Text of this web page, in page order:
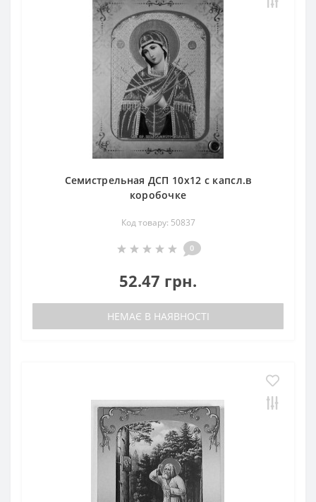
Семистрельная ДСП 10х12 с капсл.в
коробочке
Код товару: 50837
0
52.47 грн.
НЕМАЄ В НАЯВНОСТІ